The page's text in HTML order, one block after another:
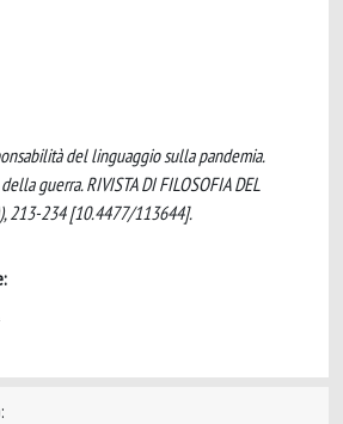
del linguaggio sulla pandemia.
guerra. RIVISTA DI FILOSOFIA DEL
213-234 [10.4477/113644].